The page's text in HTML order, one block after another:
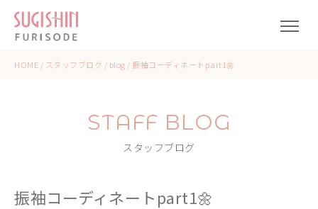
HOME / スタッフブログ / blog /振袖コーディネートpart1🌼
STAFF BLOG
スタッフブログ
振袖コーディネートpart1🌼